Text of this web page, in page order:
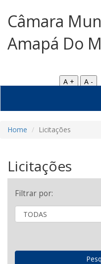
Câmara
Amapá Do
A +
A -
Home Licitações
Licitações
Filtrar por: